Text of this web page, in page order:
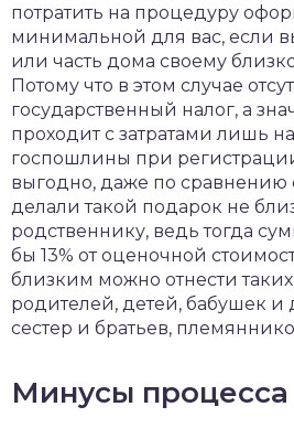
потратить на процедуру
минимальной для вас, если
или часть дома своему
Потому что в этом случае
государственный налог, а
проходит с затратами лишь
госпошлины при
выгодно, даже по сравнению
делали такой подарок не
родственнику, ведь тогда
бы 13% от оценочной
близким можно отнести
родителей, детей, бабушек и
сестер и братьев,
Минусы процесса